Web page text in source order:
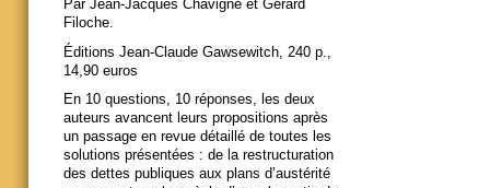
Par Jean-Jacques Chavigné et Gérard
Filoche.
Éditions Jean-Claude Gawsewitch, 240 p.,
14,90 euros
En 10 questions, 10 réponses, les deux
auteurs avancent leurs propositions après
un passage en revue détaillé de toutes les
solutions présentées : de la restructuration
des dettes publiques aux plans d’austérité